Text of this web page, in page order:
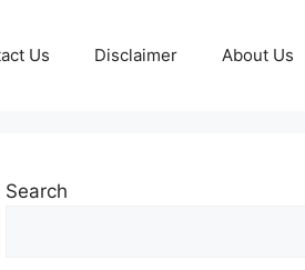
Us Disclaimer About Us
Search